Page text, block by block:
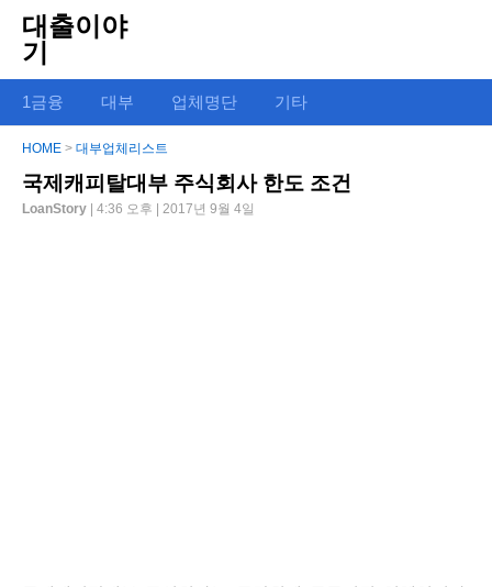
대출이야
기
1금융 대부 업체명단 기타
HOME > 대부업체리스트
국제캐피탈대부 주식회사 한도 조건
LoanStory | 4:36 오후 | 2017년 9월 4일